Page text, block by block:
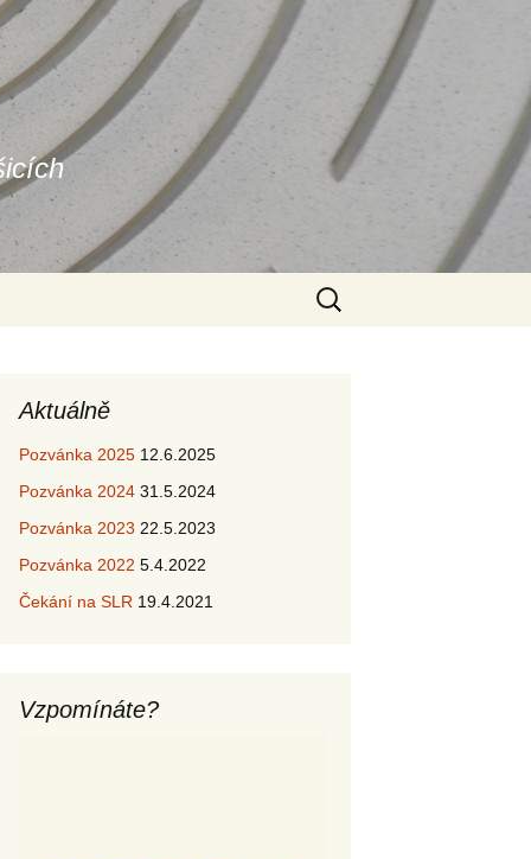
Vyhledávání
Aktuálně
Pozvánka 2025 12.6.2025
Pozvánka 2024 31.5.2024
Pozvánka 2023 22.5.2023
Pozvánka 2022 5.4.2022
Čekání na SLR 19.4.2021
Vzpomínáte?